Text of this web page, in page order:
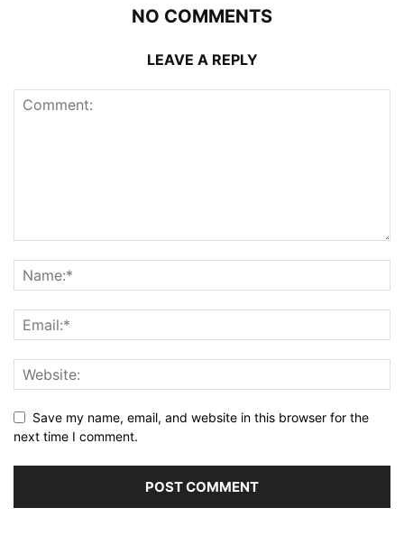
NO COMMENTS
LEAVE A REPLY
Save my name, email, and website in this browser for the
next time I comment.